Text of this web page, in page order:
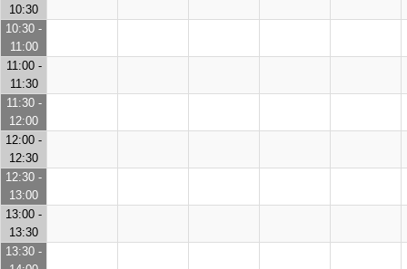
10:30
10:30 -
11:00
11:00 -
11:30
11:30 -
12:00
12:00 -
12:30
12:30 -
13:00
13:00 -
13:30
13:30 -